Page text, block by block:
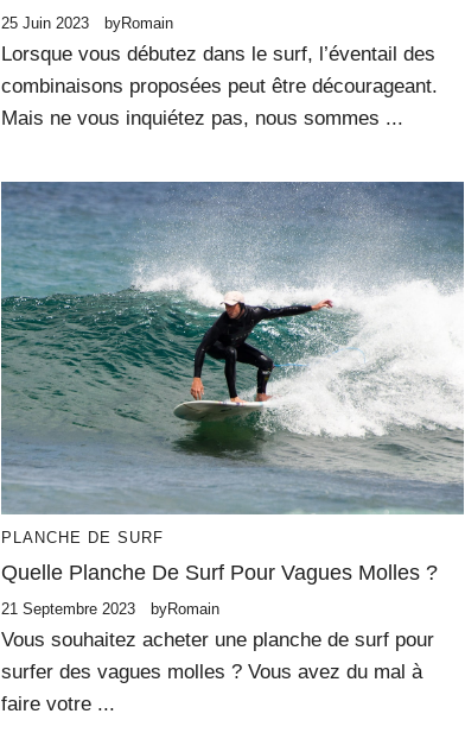
25 Juin 2023 byRomain
Lorsque vous débutez dans le surf, l’éventail des
combinaisons proposées peut être décourageant.
Mais ne vous inquiétez pas, nous sommes ...
PLANCHE DE SURF
Quelle Planche De Surf Pour Vagues Molles ?
21 Septembre 2023 byRomain
Vous souhaitez acheter une planche de surf pour
surfer des vagues molles ? Vous avez du mal à
faire votre ...